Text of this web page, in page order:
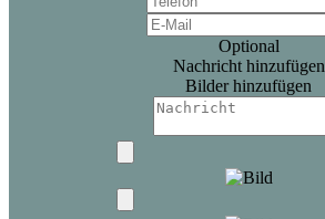
Optional
Nachricht hinzufügen
Bilder hinzufügen